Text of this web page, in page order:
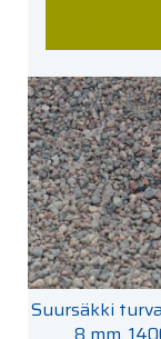
Suursäkki